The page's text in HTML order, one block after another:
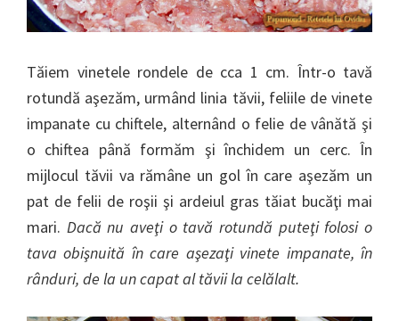
Tăiem vinetele rondele de cca 1 cm. Într-o tavă
rotundă aşezăm, urmând linia tăvii, feliile de vinete
impanate cu chiftele, alternând o felie de vânătă şi
o chiftea până formăm şi închidem un cerc. În
mijlocul tăvii va rămâne un gol în care aşezăm un
pat de felii de roşii şi ardeiul gras tăiat bucăţi mai
mari. Dacă nu aveţi o tavă rotundă puteţi folosi o
tava obişnuită în care aşezaţi vinete impanate, în
rânduri, de la un capat al tăvii la celălalt.